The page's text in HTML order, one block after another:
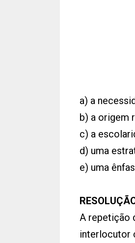
a) a
b) a origem
c) a
d) uma
e) uma
A repetição
interlocutor